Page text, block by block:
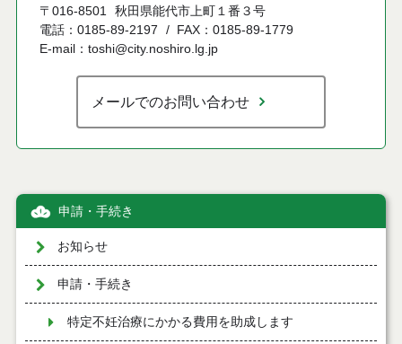
〒016-8501
秋田県能代市上町１番３号
電話：0185-89-2197
FAX：0185-89-1779
E-mail：toshi@city.noshiro.lg.jp
メールでのお問い合わせ
申請・手続き
お知らせ
申請・手続き
特定不妊治療にかかる費用を助成します